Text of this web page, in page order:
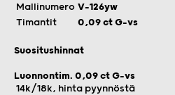
Mallinumero V-126yw
Timantit
0,09 ct G-vs
Suositushinnat
Luonnontim. 0,09 ct G-vs
14k/18k, hinta pyynnöstä